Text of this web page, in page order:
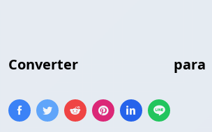
Converter para